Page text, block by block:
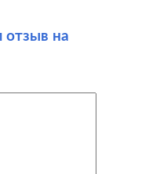
отзыв на